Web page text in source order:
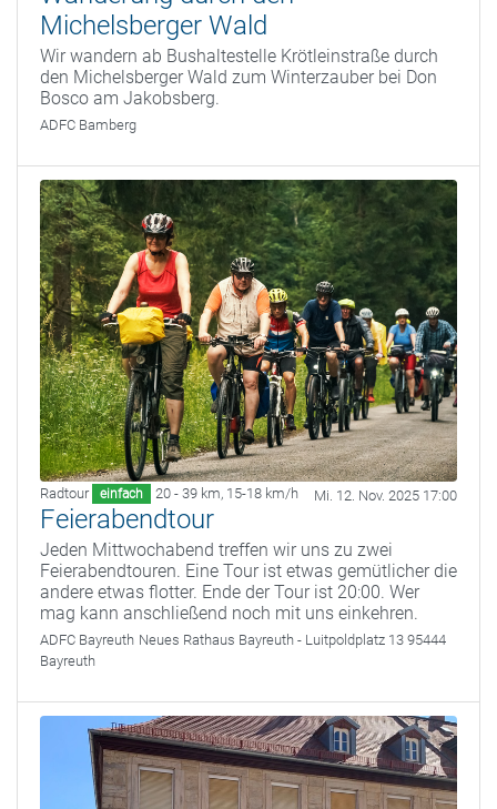
Michelsberger Wald
Wir wandern ab Bushaltestelle Krötleinstraße durch
den Michelsberger Wald zum Winterzauber bei Don
Bosco am Jakobsberg.
ADFC Bamberg
Radtour einfach 20 - 39 km, 15-18 km/h Mi. 12. Nov. 2025 17:00
Feierabendtour
Jeden Mittwochabend treffen wir uns zu zwei
Feierabendtouren. Eine Tour ist etwas gemütlicher die
andere etwas flotter. Ende der Tour ist 20:00. Wer
mag kann anschließend noch mit uns einkehren.
ADFC Bayreuth Neues Rathaus Bayreuth - Luitpoldplatz 13 95444
Bayreuth